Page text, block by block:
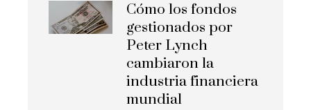
Cómo los fondos
gestionados por
Peter Lynch
cambiaron la
industria financiera
mundial